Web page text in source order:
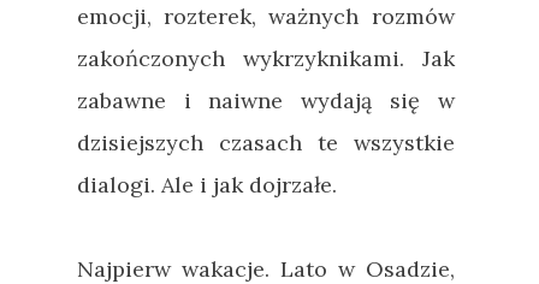
emocji, rozterek, ważnych rozmów
zakończonych wykrzyknikami. Jak
zabawne i naiwne wydają się w
dzisiejszych czasach te wszystkie
dialogi. Ale i jak dojrzałe.
Najpierw wakacje. Lato w Osadzie,